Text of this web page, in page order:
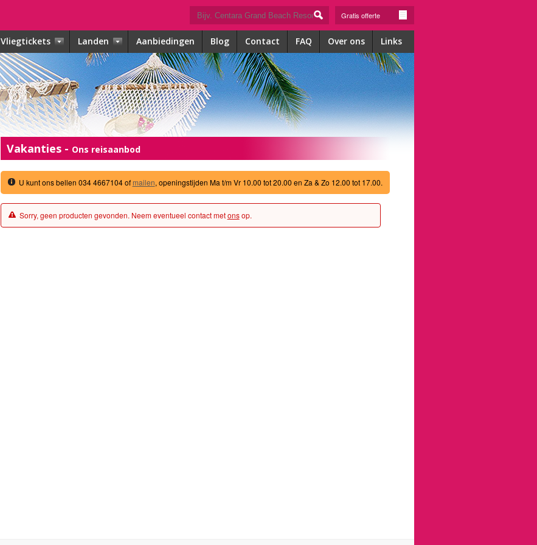
Gratis offerte
Vliegtickets Landen Aanbiedingen Blog Contact FAQ Over ons Links
Vakanties - Ons reisaanbod
U kunt ons bellen 034 4667104 ofmailen, openingstijden Ma t/m Vr 10.00 tot 20.00 en Za & Zo 12.00 tot 17.00.
Sorry, geen producten gevonden. Neem eventueel contact metonsop.